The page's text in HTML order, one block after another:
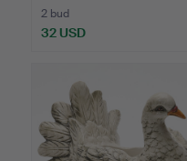
2 bud
32 USD